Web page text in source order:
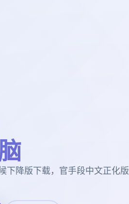
下降版下载，官手段中文正化版